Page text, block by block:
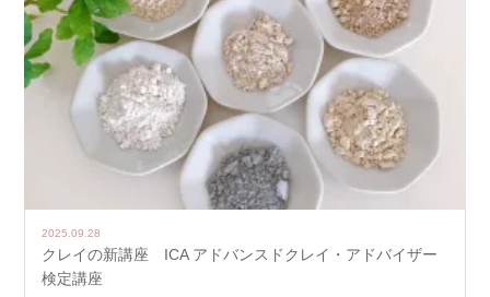
2025.09.28
クレイの新講座 ICA アドバンスドクレイ・アドバイザー
検定講座